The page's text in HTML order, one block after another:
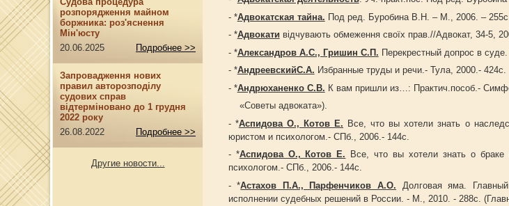
розпорядження майном
боржника: роз'яснення
Мін'юсту
20.06.2025
Подробнее >>
Запровадження нових
правил авторозподілу
судових справ
відтерміновано до 1 грудня
2022 року
26.08.2022
Подробнее >>
Другие новости...
- *Адвокатская тайна. Под ред. Буробина В.Н. – М., 2006. – 255с.
- *Адвокати відчувають обмеження своїх прав.//Адвокат, 34-5,
- *Александров А.С., Гришин С.П. Перекрестный допрос в
- *АндреевскийС.А. Избранные труды и речи.- Тула, 2000.- 424с.
- *Андрюханенко С.В. К вам пришли из…: Практич.пособ.-
«Советы адвоката»).
- *Аспидова О., Котов Е. Все, что вы хотели знать о
юристом и психологом.- СПб., 2006.- 144с.
- *Аспидова О., Котов Е. Все, что вы хотели знать о
психологом.- СПб., 2006.- 144с.
- *Астахов П.А., Парфенчиков А.О. Долговая яма.
исполнении судебных решений в России. - М., 2010. - 288с.